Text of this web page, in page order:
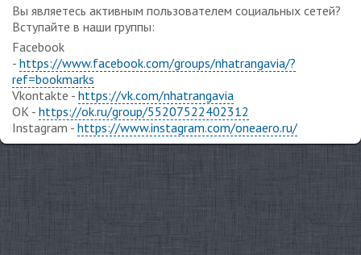
Вы являетесь активным пользователем социальных сетей?
Вступайте в наши группы:
Facebook
- https://www.facebook.com/groups/nhatrangavia/?
ref=bookmarks
Vkontakte - https://vk.com/nhatrangavia
OK - https://ok.ru/group/55207522402312
Instagram - https://www.instagram.com/oneaero.ru/